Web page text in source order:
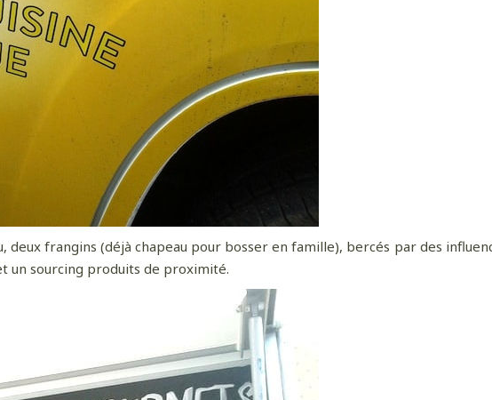
deux frangins (déjà chapeau pour bosser en famille), bercés par des
un sourcing produits de proximité.